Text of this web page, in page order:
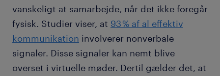
vanskeligt at samarbejde, når det ikke foregår
fysisk. Studier viser, at 93 % af al effektiv
kommunikation involverer nonverbale
signaler. Disse signaler kan nemt blive
overset i virtuelle møder. Dertil gælder det, at